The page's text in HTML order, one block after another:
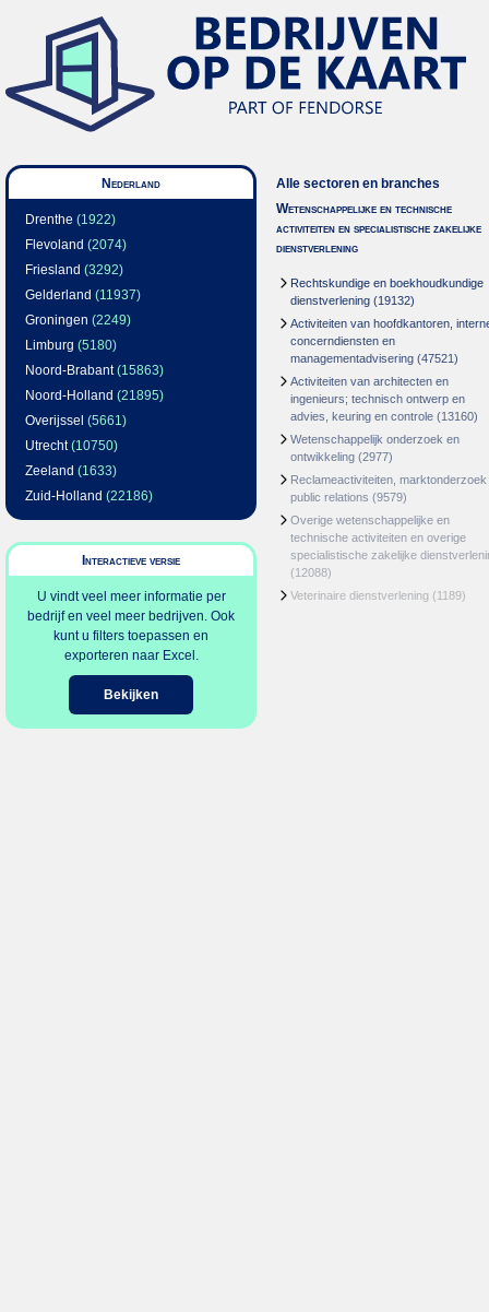
Nederland
Drenthe (1922)
Flevoland (2074)
Friesland (3292)
Gelderland (11937)
Groningen (2249)
Limburg (5180)
Noord-Brabant(15863)
Noord-Holland (21895)
Overijssel (5661)
Utrecht(10750)
Zeeland (1633)
Zuid-Holland (22186)
Interactieve versie
U vindt veel meer informatie per
bedrijf en veel meer bedrijven. Ook
kunt u filters toepassen en
exporteren naar Excel.
Bekijken
Alle sectoren en branches
Wetenschappelijke en technische
activiteiten en specialistische zakelijke
dienstverlening
Rechtskundige en boekhoudkundige
dienstverlening (19132)
Activiteiten van hoofdkantoren,
concerndiensten en
managementadvisering (47521)
Activiteiten van architecten en
ingenieurs; technisch ontwerp en
advies, keuring en controle (13160)
Wetenschappelijk onderzoek en
ontwikkeling (2977)
Reclameactiviteiten, marktonderzoek
public relations (9579)
Overige wetenschappelijke en
technische activiteiten en overige
specialistische zakelijke
(12088)
Veterinaire dienstverlening (1189)